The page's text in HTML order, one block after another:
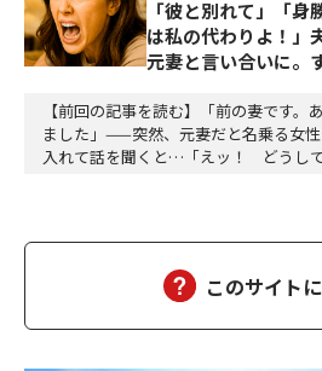
「彼と別れて」「
は私の代わりよ！」
元妻と言い合いに。
【前回の記事を読む】「前の妻です。
ました」——突然、元妻だと名乗る女
入れて話を聞くと…「えッ！ どうし
れが何ですか！」「知っているのね。
このサイト